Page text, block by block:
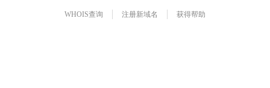
WHOIS查询 注册新域名 获得帮助